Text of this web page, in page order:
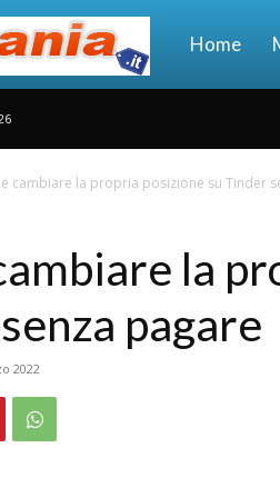
TecHome
cambiare la propria posizione su Tinder
la
pagare
2022